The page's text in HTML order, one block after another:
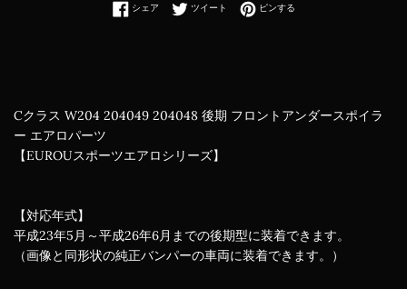
シェアFacebookでシェアする
ツイート Twitterに投稿する
ピンするPinterestでピンする
Cクラス W204 204049 204048 後期 フロントアンダースポイラ
ー エアロパーツ
【EUROUスポーツエアロシリーズ】
【対応年式】
平成23年5月～平成26年6月までの後期型に装着できます。
（画像と同形状の純正バンパーの車両に装着できます。）